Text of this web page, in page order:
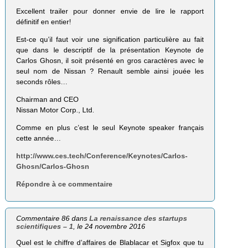
Excellent trailer pour donner envie de lire le rapport
définitif en entier!
Est-ce qu’il faut voir une signification particulière au fait
que dans le descriptif de la présentation Keynote de
Carlos Ghosn, il soit présenté en gros caractères avec le
seul nom de Nissan ? Renault semble ainsi jouée les
seconds rôles…
Chairman and CEO
Nissan Motor Corp., Ltd.
Comme en plus c’est le seul Keynote speaker français
cette année…
http://www.ces.tech/Conference/Keynotes/Carlos-
Ghosn/Carlos-Ghosn
Répondre à ce commentaire
Commentaire 86 dansLa renaissance des startups
scientifiques – 1 , le 24 novembre 2016
Quel est le chiffre d’affaires de Blablacar et Sigfox que tu